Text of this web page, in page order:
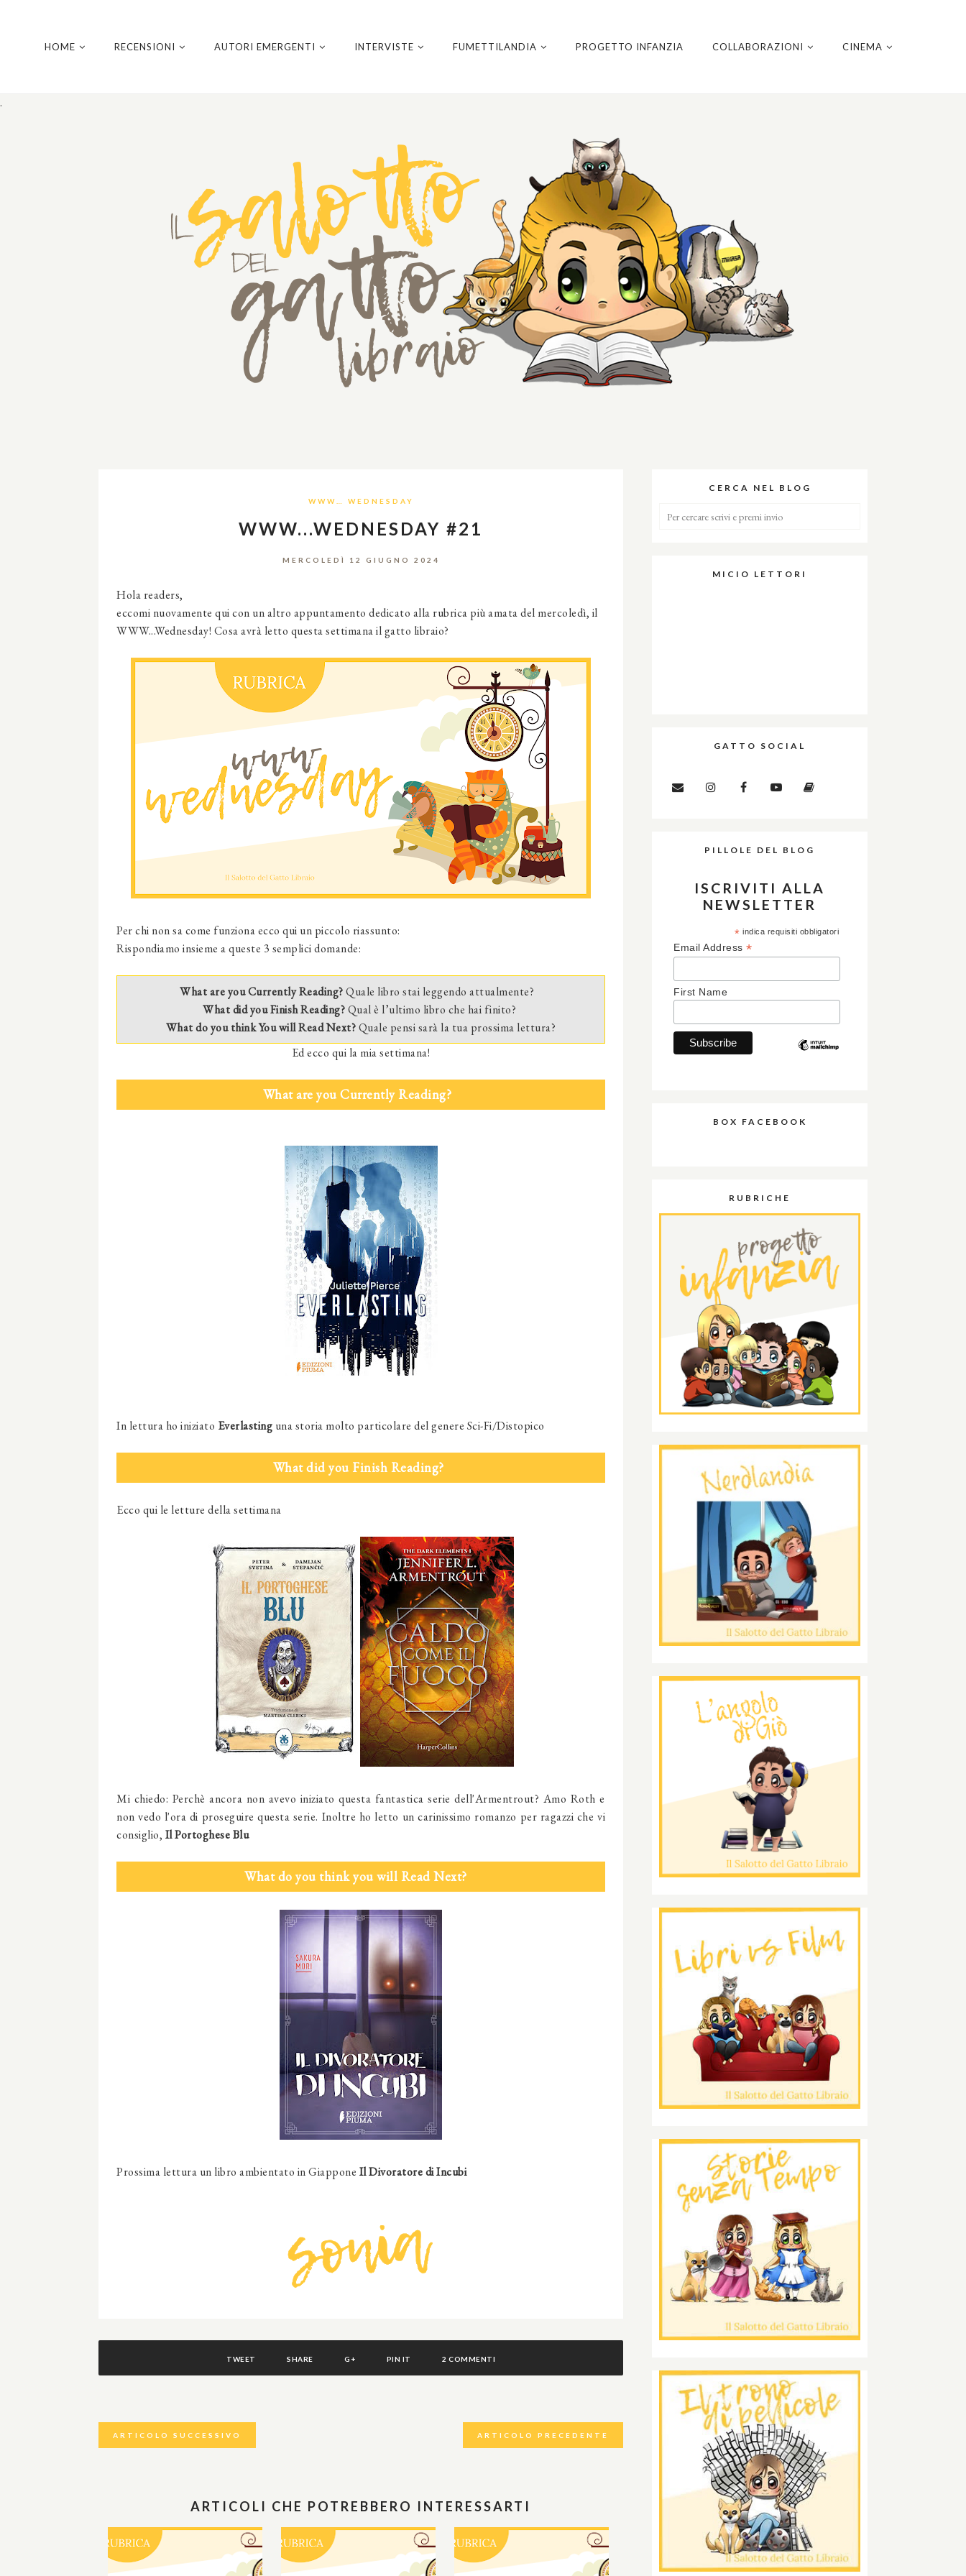
.
HOME RECENSIONI AUTORI EMERGENTI INTERVISTE FUMETTILANDIA PROGETTO INFANZIA COLLABORAZIONI CINEMA
WWW… WEDNESDAY
WWW...WEDNESDAY #21
MERCOLEDÌ 12 GIUGNO 2024
Hola readers,
eccomi nuovamente qui con un altro appuntamento dedicato alla rubrica più amata del mercoledì, il
WWW...Wednesday! Cosa avrà letto questa settimana il gatto libraio?
Per chi non sa come funziona ecco qui un piccolo riassunto:
Rispondiamo insieme a queste 3 semplici domande:
What are you Currently Reading?Quale libro stai leggendo attualmente?
What did you Finish Reading?Qual è l’ultimo libro che hai finito?
What do you think You will Read Next?Quale pensi sarà la tua prossima lettura?
Ed ecco qui la mia settimana!
What are you Currently Reading?
In lettura ho iniziato Everlasting una storia molto particolare del genere Sci-Fi/Distopico
What did you Finish Reading?
Ecco qui le letture della settimana
Mi chiedo: Perchè ancora non avevo iniziato questa fantastica serie dell'Armentrout? Amo Roth e
non vedo l'ora di proseguire questa serie. Inoltre ho letto un carinissimo romanzo per ragazzi che vi
consiglio, Il Portoghese Blu
What do you think you will Read Next?
Prossima lettura un libro ambientato in Giappone Il Divoratore di Incubi
TWEET SHARE G+ PIN IT 2 COMMENTI
ARTICOLO SUCCESSIVO ARTICOLO PRECEDENTE
ARTICOLI CHE POTREBBERO INTERESSARTI
CERCA NEL BLOG
MICIO LETTORI
GATTO SOCIAL
PILLOLE DEL BLOG
ISCRIVITI ALLA
NEWSLETTER
* indica requisiti obbligatori
Email Address *
First Name
BOX FACEBOOK
RUBRICHE